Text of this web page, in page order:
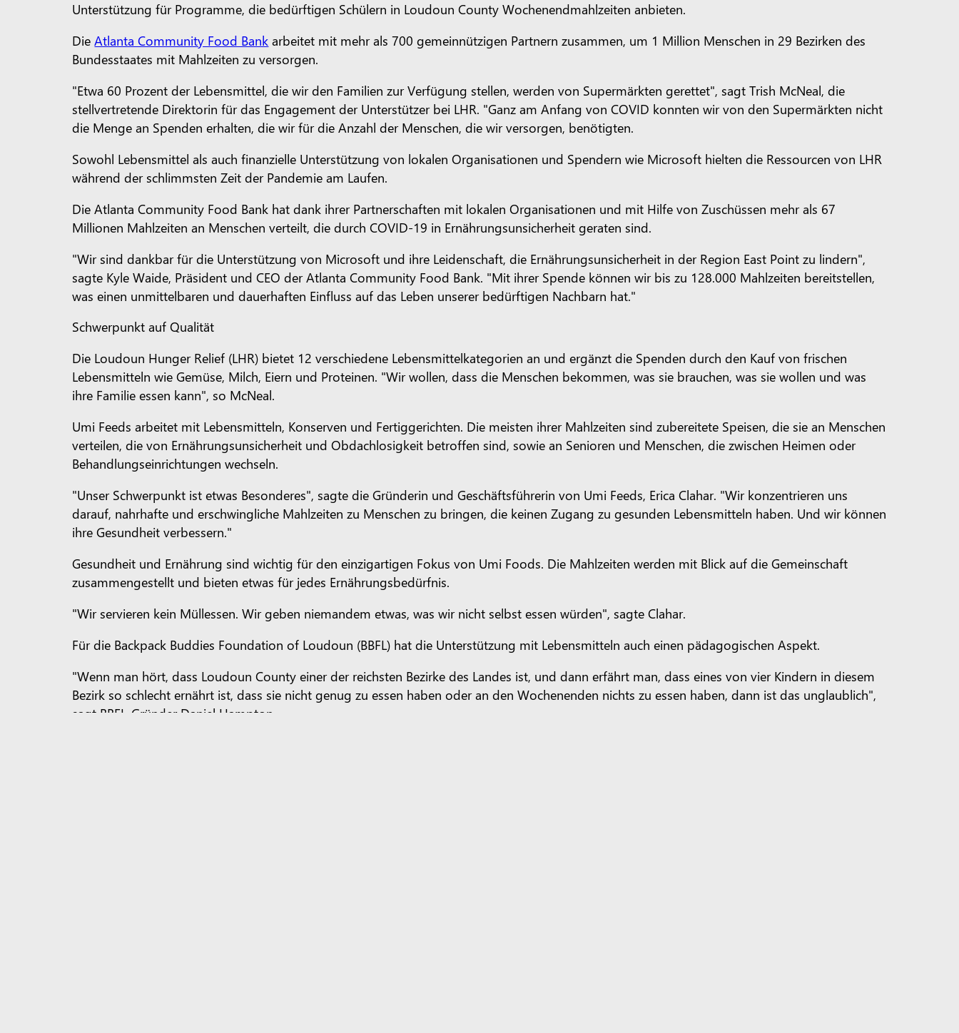
Unterstützung für Programme, die bedürftigen Schülern in Loudoun County Wochenendmahlzeiten anbieten.
DieAtlanta Community Food Bank arbeitet mit mehr als 700 gemeinnützigen Partnern zusammen, um 1 Million Menschen in 29 Bezirken des
Bundesstaates mit Mahlzeiten zu versorgen.
"Etwa 60 Prozent der Lebensmittel, die wir den Familien zur Verfügung stellen, werden von Supermärkten gerettet", sagt Trish McNeal, die
stellvertretende Direktorin für das Engagement der Unterstützer bei LHR. "Ganz am Anfang von COVID konnten wir von den Supermärkten nicht
die Menge an Spenden erhalten, die wir für die Anzahl der Menschen, die wir versorgen, benötigten.
Sowohl Lebensmittel als auch finanzielle Unterstützung von lokalen Organisationen und Spendern wie Microsoft hielten die Ressourcen von LHR
während der schlimmsten Zeit der Pandemie am Laufen.
Die Atlanta Community Food Bank hat dank ihrer Partnerschaften mit lokalen Organisationen und mit Hilfe von Zuschüssen mehr als 67
Millionen Mahlzeiten an Menschen verteilt, die durch COVID-19 in Ernährungsunsicherheit geraten sind.
"Wir sind dankbar für die Unterstützung von Microsoft und ihre Leidenschaft, die Ernährungsunsicherheit in der Region East Point zu lindern",
sagte Kyle Waide, Präsident und CEO der Atlanta Community Food Bank. "Mit ihrer Spende können wir bis zu 128.000 Mahlzeiten bereitstellen,
was einen unmittelbaren und dauerhaften Einfluss auf das Leben unserer bedürftigen Nachbarn hat."
Schwerpunkt auf Qualität
Die Loudoun Hunger Relief (LHR) bietet 12 verschiedene Lebensmittelkategorien an und ergänzt die Spenden durch den Kauf von frischen
Lebensmitteln wie Gemüse, Milch, Eiern und Proteinen. "Wir wollen, dass die Menschen bekommen, was sie brauchen, was sie wollen und was
ihre Familie essen kann", so McNeal.
Umi Feeds arbeitet mit Lebensmitteln, Konserven und Fertiggerichten. Die meisten ihrer Mahlzeiten sind zubereitete Speisen, die sie an Menschen
verteilen, die von Ernährungsunsicherheit und Obdachlosigkeit betroffen sind, sowie an Senioren und Menschen, die zwischen Heimen oder
Behandlungseinrichtungen wechseln.
"Unser Schwerpunkt ist etwas Besonderes", sagte die Gründerin und Geschäftsführerin von Umi Feeds, Erica Clahar. "Wir konzentrieren uns
darauf, nahrhafte und erschwingliche Mahlzeiten zu Menschen zu bringen, die keinen Zugang zu gesunden Lebensmitteln haben. Und wir können
ihre Gesundheit verbessern."
Gesundheit und Ernährung sind wichtig für den einzigartigen Fokus von Umi Foods. Die Mahlzeiten werden mit Blick auf die Gemeinschaft
zusammengestellt und bieten etwas für jedes Ernährungsbedürfnis.
"Wir servieren kein Müllessen. Wir geben niemandem etwas, was wir nicht selbst essen würden", sagte Clahar.
Für die Backpack Buddies Foundation of Loudoun (BBFL) hat die Unterstützung mit Lebensmitteln auch einen pädagogischen Aspekt.
"Wenn man hört, dass Loudoun County einer der reichsten Bezirke des Landes ist, und dann erfährt man, dass eines von vier Kindern in diesem
Bezirk so schlecht ernährt ist, dass sie nicht genug zu essen haben oder an den Wochenenden nichts zu essen haben, dann ist das unglaublich",
sagt BBFL-Gründer Daniel Hampton.